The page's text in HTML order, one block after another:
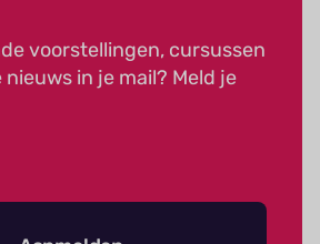
voorstellingen, cursussen
in je mail? Meld je